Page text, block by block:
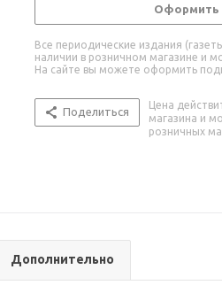
Оформить
Все периодические издания
наличии в розничном магазине и
На сайте вы можете оформить
Поделиться
Цена
магазина и
розничных
Дополнительно